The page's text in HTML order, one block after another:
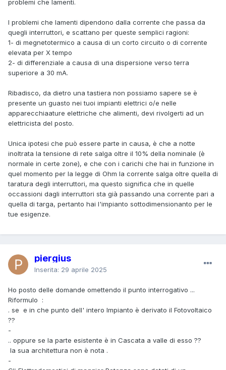
problemi che lamenti.
I problemi che lamenti dipendono dalla corrente che passa da
quegli interruttori, e scattano per queste semplici ragioni:
1- di megnetotermico a causa di un corto circuito o di corrente
elevata per X tempo
2- di differenziale a causa di una dispersione verso terra
superiore a 30 mA.
Ribadisco, da dietro una tastiera non possiamo sapere se è
presente un guasto nei tuoi impianti elettrici o/e nelle
apparecchiaature elettriche che alimenti, devi rivolgerti ad un
elettricista del posto.
Unica ipotesi che può essere parte in causa, è che a notte
inoltrata la tensione di rete salga oltre il 10% della nominale (è
normale in certe zone), e che con i carichi che hai in funzione in
quel momento per la legge di Ohm la corrente salga oltre quella di
taratura degli interruttori, ma questo significa che in quelle
occassioni dagli interruttori sta già passando una corrente pari a
quella di targa, pertanto hai l'impianto sottodimensionanto per le
tue esigenze.
piergius
Inserita: 29 aprile 2025
Ho posto delle domande omettendo il punto interrogativo ...
Riformulo :
. se e in che punto dell' intero Impianto è derivato il Fotovoltaico
??
-
.. oppure se la parte esistente è in Cascata a valle di esso ??
la sua architettura non è nota .
-